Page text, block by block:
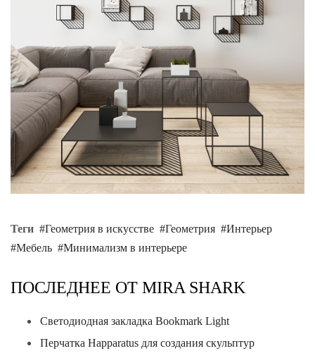
Теги Геометрия в искусстве Геометрия
Интерьер
Мебель
Минимализм в интерьере
ПОСЛЕДНЕЕ ОТ MIRA SHARK
Светодиодная закладка Bookmark Light
Перчатка Happaratus для создания скульптур